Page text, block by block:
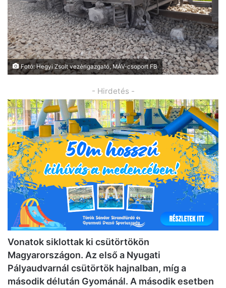
Fotó: Hegyi Zsolt vezérigazgató, MÁV-csoport FB
- Hirdetés -
Vonatok siklottak ki csütörtökön
Magyarországon. Az első a Nyugati
Pályaudvarnál csütörtök hajnalban, míg a
második délután Gyománál. A második esetben